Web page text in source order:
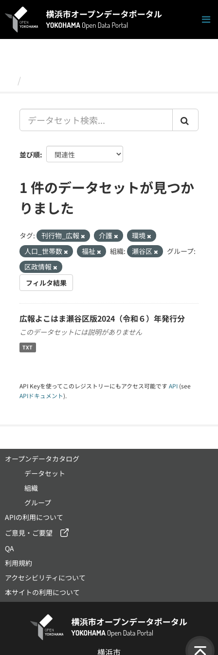
キ
並び順
1 件のデータセットが見つか
りました
タグ: 刊行物_広報 介護
環境
人口_世帯数
福祉 組織: 瀬谷区
グループ:
区政情報
フィルタ結果
広報よこはま瀬谷区版2024（令和６）年発行分
このデータセットには説明がありません
TXT
API Keyを使ってこのレジストリーにもアクセス可能です API (see
APIドキュメント).
オープンデータカタログ
データセット
組織
グループ
APIの利用について
ご意見・ご要望
QA
利用規約
アクセシビリティについて
本サイトの利用について
横浜市